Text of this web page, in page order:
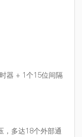
器 + 1个15位间隔
多达18个外部通